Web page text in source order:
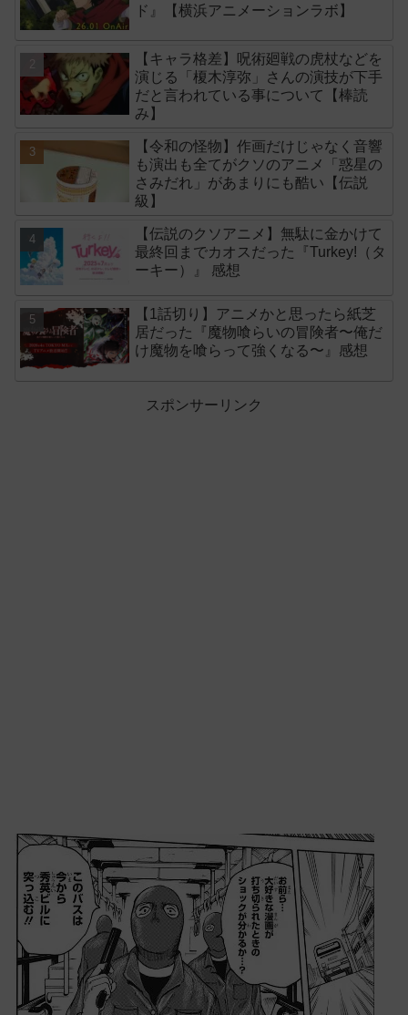
ド』【横浜アニメーションラボ】
【キャラ格差】呪術廻戦の虎杖などを
演じる「榎木淳弥」さんの演技が下手
だと言われている事について【棒読
み】
【令和の怪物】作画だけじゃなく音響
も演出も全てがクソのアニメ「惑星の
さみだれ」があまりにも酷い【伝説
級】
【伝説のクソアニメ】無駄に金かけて
最終回までカオスだった『Turkey!（タ
ーキー）』 感想
【1話切り】アニメかと思ったら紙芝
居だった『魔物喰らいの冒険者〜俺だ
け魔物を喰らって強くなる〜』感想
スポンサーリンク